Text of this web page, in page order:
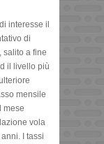
interesse il
di
salito a fine
il livello più
mensile
mese
vola
I tassi